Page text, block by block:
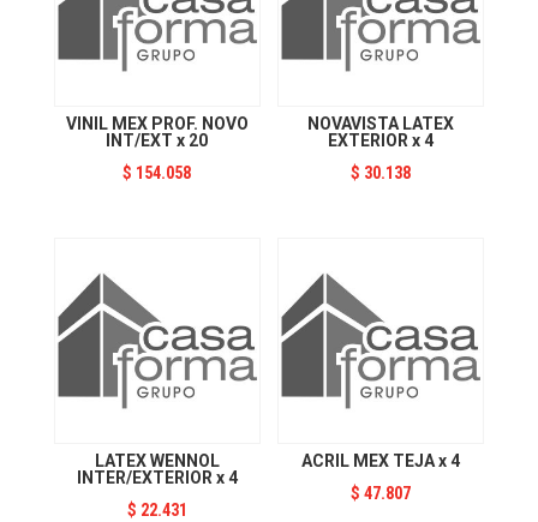
VINIL MEX PROF. NOVO
INT/EXT x 20
$ 154.058
NOVAVISTA LATEX
EXTERIOR x 4
$ 30.138
LATEX WENNOL
INTER/EXTERIOR x 4
$ 22.431
ACRIL MEX TEJA x 4
$ 47.807